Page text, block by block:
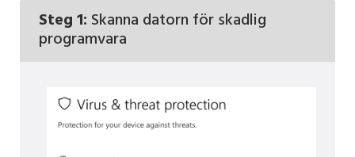
Steg 1: Skanna datorn för skadlig
programvara